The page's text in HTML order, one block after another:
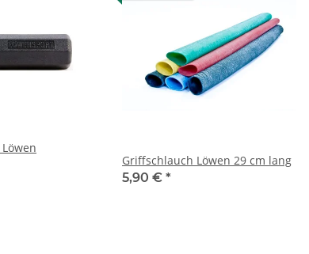
Griffschlauch Löwen 29 cm lang
5,90 € *